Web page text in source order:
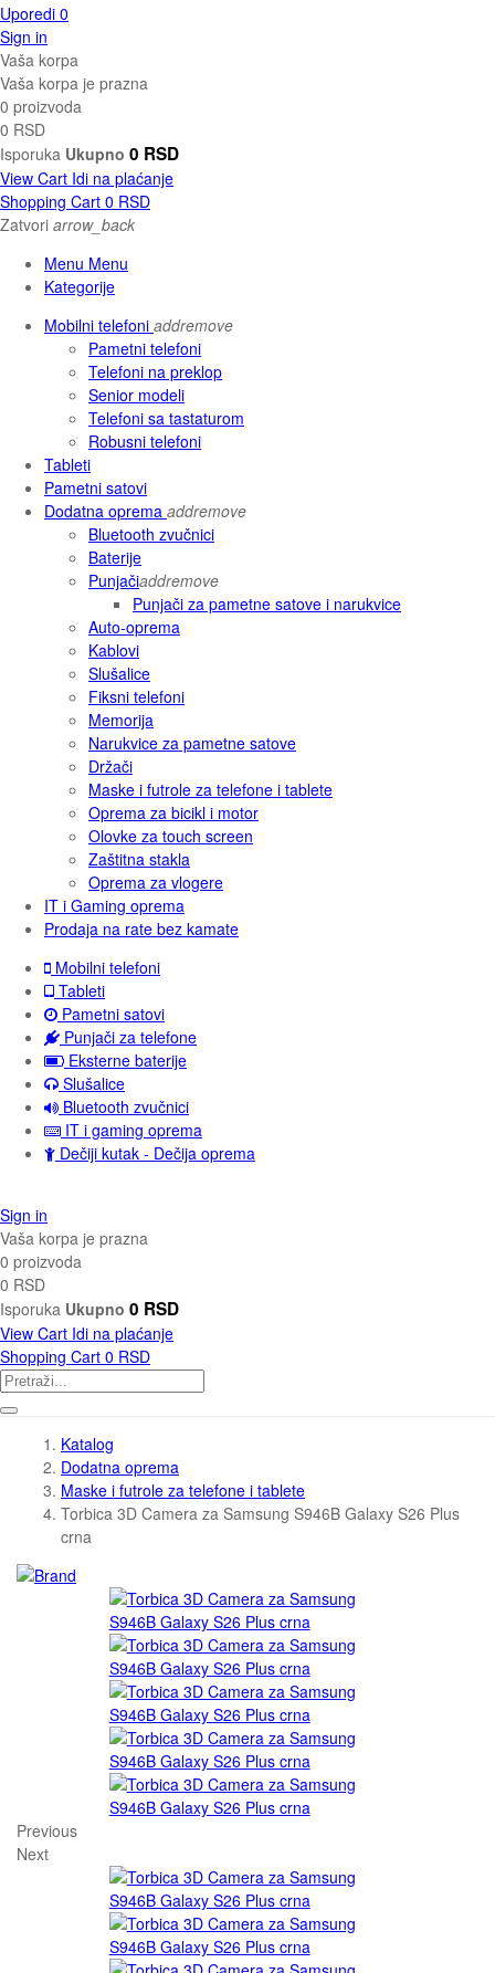
Uporedi 0
Sign in
Vaša korpa
Vaša korpa je prazna
0 proizvoda
0 RSD
Isporuka Ukupno 0 RSD
View Cart Idi na plaćanje
Shopping Cart 0 RSD
Zatvori arrow_back
Menu Menu
Kategorije
Mobilni telefoni addremove
Pametni telefoni
Telefoni na preklop
Senior modeli
Telefoni sa tastaturom
Robusni telefoni
Tableti
Pametni satovi
Dodatna oprema addremove
Bluetooth zvučnici
Baterije
Punjačiaddremove
Punjači za pametne satove i narukvice
Auto-oprema
Kablovi
Slušalice
Fiksni telefoni
Memorija
Narukvice za pametne satove
Držači
Maske i futrole za telefone i tablete
Oprema za bicikl i motor
Olovke za touch screen
Zaštitna stakla
Oprema za vlogere
IT i Gaming oprema
Prodaja na rate bez kamate
Mobilni telefoni
Tableti
Pametni satovi
Punjači za telefone
Eksterne baterije
Slušalice
Bluetooth zvučnici
IT i gaming oprema
Dečiji kutak - Dečija oprema
Sign in
Vaša korpa je prazna
0 proizvoda
0 RSD
Isporuka Ukupno 0 RSD
View Cart Idi na plaćanje
Shopping Cart 0 RSD
Katalog
Dodatna oprema
Maske i futrole za telefone i tablete
Torbica 3D Camera za Samsung S946B Galaxy S26 Plus
crna
Previous
Next